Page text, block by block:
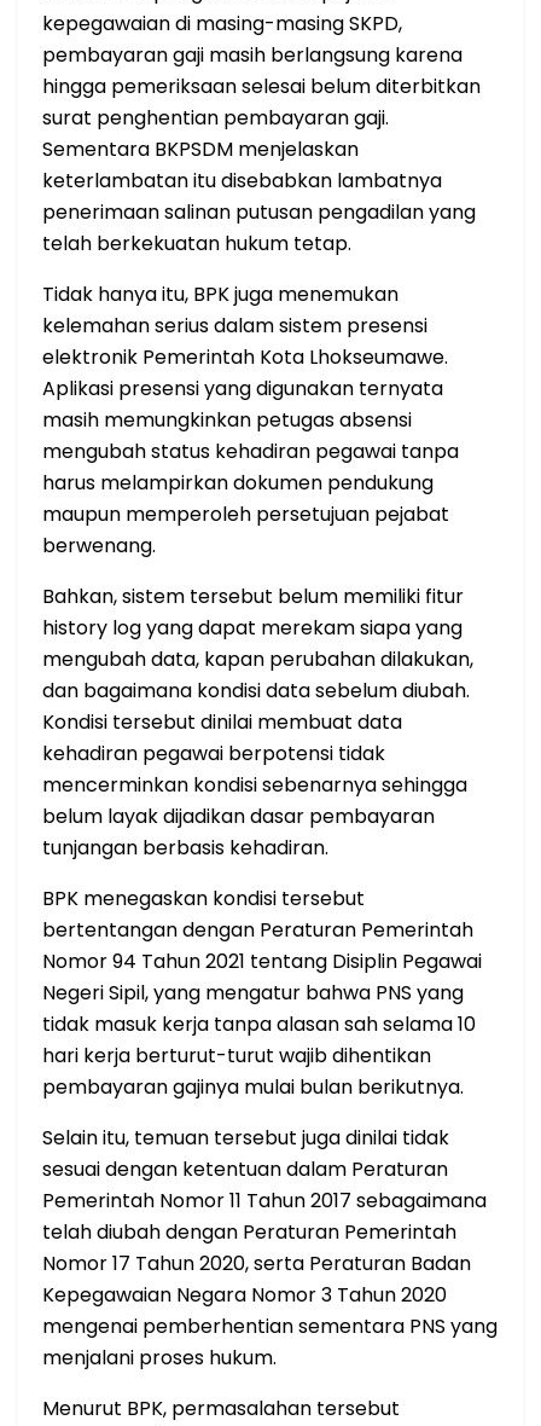
kepegawaian di masing-masing SKPD,
pembayaran gaji masih berlangsung karena
hingga pemeriksaan selesai belum diterbitkan
surat penghentian pembayaran gaji.
Sementara BKPSDM menjelaskan
keterlambatan itu disebabkan lambatnya
penerimaan salinan putusan pengadilan yang
telah berkekuatan hukum tetap.
Tidak hanya itu, BPK juga menemukan
kelemahan serius dalam sistem presensi
elektronik Pemerintah Kota Lhokseumawe.
Aplikasi presensi yang digunakan ternyata
masih memungkinkan petugas absensi
mengubah status kehadiran pegawai tanpa
harus melampirkan dokumen pendukung
maupun memperoleh persetujuan pejabat
berwenang.
Bahkan, sistem tersebut belum memiliki fitur
history log yang dapat merekam siapa yang
mengubah data, kapan perubahan dilakukan,
dan bagaimana kondisi data sebelum diubah.
Kondisi tersebut dinilai membuat data
kehadiran pegawai berpotensi tidak
mencerminkan kondisi sebenarnya sehingga
belum layak dijadikan dasar pembayaran
tunjangan berbasis kehadiran.
BPK menegaskan kondisi tersebut
bertentangan dengan Peraturan Pemerintah
Nomor 94 Tahun 2021 tentang Disiplin Pegawai
Negeri Sipil, yang mengatur bahwa PNS yang
tidak masuk kerja tanpa alasan sah selama 10
hari kerja berturut-turut wajib dihentikan
pembayaran gajinya mulai bulan berikutnya.
Selain itu, temuan tersebut juga dinilai tidak
sesuai dengan ketentuan dalam Peraturan
Pemerintah Nomor 11 Tahun 2017 sebagaimana
telah diubah dengan Peraturan Pemerintah
Nomor 17 Tahun 2020, serta Peraturan Badan
Kepegawaian Negara Nomor 3 Tahun 2020
mengenai pemberhentian sementara PNS yang
menjalani proses hukum.
Menurut BPK, permasalahan tersebut